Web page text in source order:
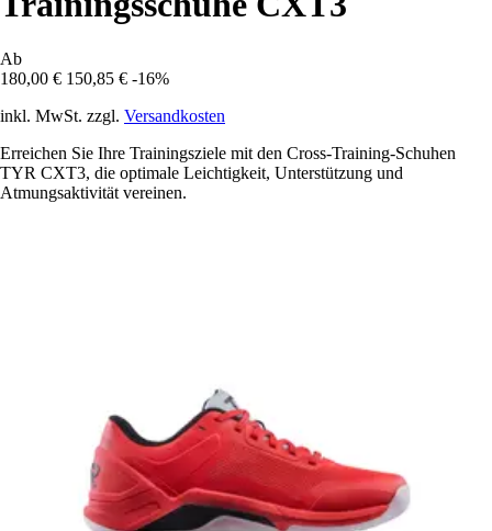
Ab
180,00 € 150,85 € -16%
inkl. MwSt. zzgl. Versandkosten
Erreichen Sie Ihre Trainingsziele mit den Cross-Training-Schuhen
TYR CXT3, die optimale Leichtigkeit, Unterstützung und
Atmungsaktivität vereinen.